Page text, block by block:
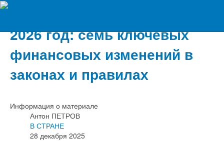
2026 год: семь ключевых
финансовых изменений в
законах и правилах
Информация о материале
Антон ПЕТРОВ
В СТРАНЕ
28 декабря 2025